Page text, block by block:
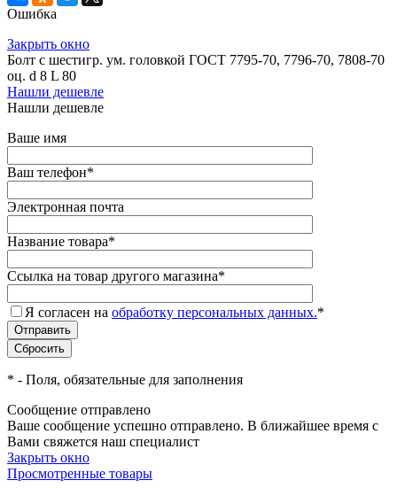
Ошибка
Закрыть окно
Болт с шестигр. ум. головкой ГОСТ 7795-70, 7796-70, 7808-70
оц. d 8 L 80
Нашли дешевле
Нашли дешевле
Ваше имя
Ваш телефон*
Электронная почта
Название товара*
Ссылка на товар другого магазина*
Я согласен на обработку персональных данных.*
* - Поля, обязательные для заполнения
Сообщение отправлено
Ваше сообщение успешно отправлено. В ближайшее время с
Вами свяжется наш специалист
Закрыть окно
Просмотренные товары